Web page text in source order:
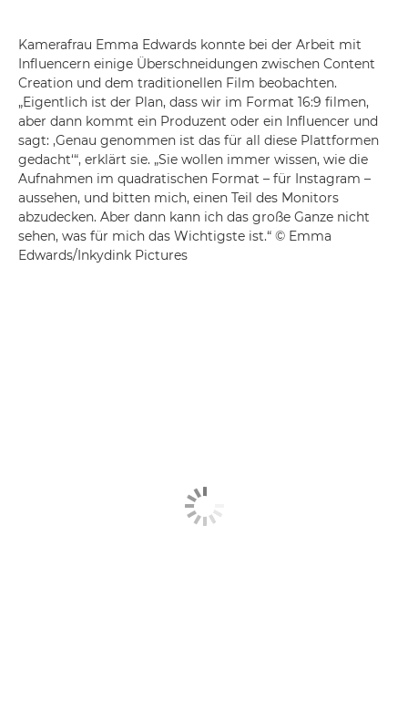
Kamerafrau Emma Edwards konnte bei der Arbeit mit
Influencern einige Überschneidungen zwischen Content
Creation und dem traditionellen Film beobachten.
„Eigentlich ist der Plan, dass wir im Format 16:9 filmen,
aber dann kommt ein Produzent oder ein Influencer und
sagt: ‚Genau genommen ist das für all diese Plattformen
gedacht‘“, erklärt sie. „Sie wollen immer wissen, wie die
Aufnahmen im quadratischen Format – für Instagram –
aussehen, und bitten mich, einen Teil des Monitors
abzudecken. Aber dann kann ich das große Ganze nicht
sehen, was für mich das Wichtigste ist.“ © Emma
Edwards/Inkydink Pictures